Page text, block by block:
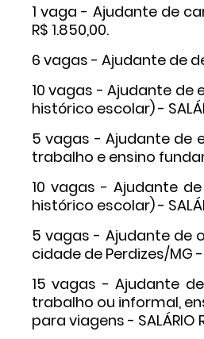
1 vaga - Ajudante de
R$ 1.850,00.
6 vagas - Ajudante de
10 vagas - Ajudante
histórico escolar) -
5 vagas - Ajudante de
trabalho e ensino
10 vagas - Ajudante
histórico escolar) -
5 vagas - Ajudante de
cidade de Perdizes/MG -
15 vagas - Ajudante
trabalho ou informal,
para viagens - SALÁRIO